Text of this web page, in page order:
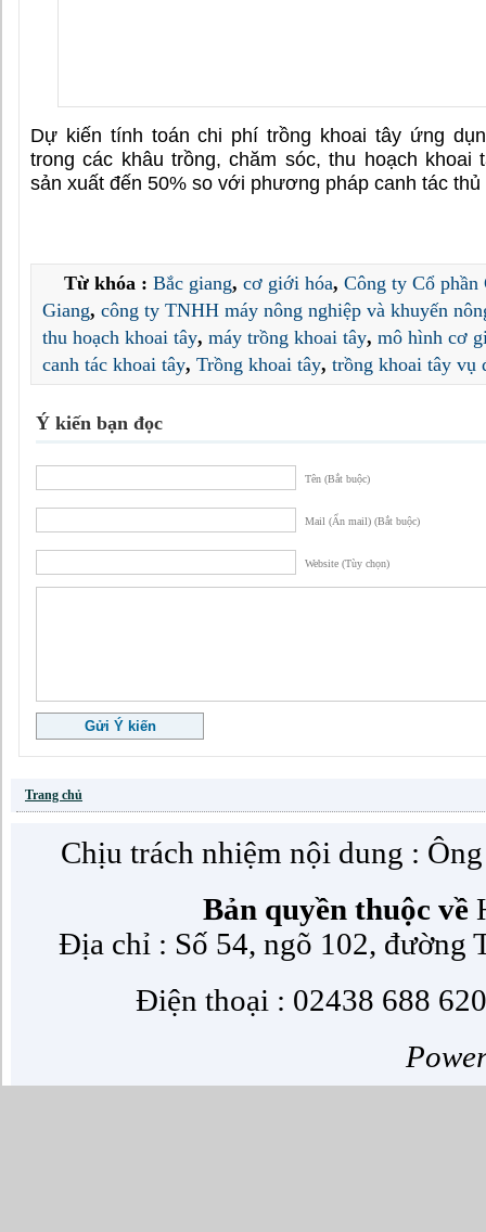
Dự kiến tính toán chi phí trồng khoai tây ứng
trong các khâu trồng, chăm sóc, thu hoạch khoai
sản xuất đến 50% so với phương pháp canh tác thủ
Từ khóa : Bắc giang, cơ giới hóa, Công ty Cổ phần
Giang, công ty TNHH máy nông nghiệp và khuyến
thu hoạch khoai tây, máy trồng khoai tây, mô hình cơ
canh tác khoai tây, Trồng khoai tây, trồng khoai tây vụ
Ý kiến bạn đọc
Tên (Bắt buộc)
Mail (Ẩn mail) (Bắt buộc)
Website (Tùy chọn)
Trang chủ
Chịu trách nhiệm nội dung :
Bản quyền thuộc về
Địa chỉ : Số 54, ngõ 102, đường
Điện thoại : 02438 688